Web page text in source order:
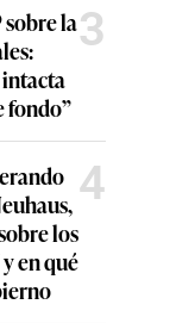
la
fondo”
3
los
en qué
4